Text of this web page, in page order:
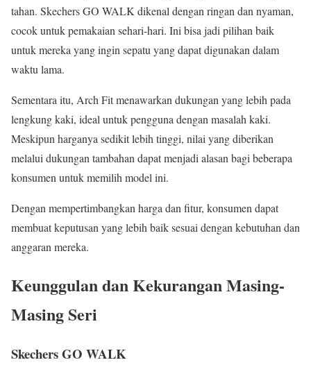
tahan. Skechers GO WALK dikenal dengan ringan dan nyaman,
cocok untuk pemakaian sehari-hari. Ini bisa jadi pilihan baik
untuk mereka yang ingin sepatu yang dapat digunakan dalam
waktu lama.
Sementara itu, Arch Fit menawarkan dukungan yang lebih pada
lengkung kaki, ideal untuk pengguna dengan masalah kaki.
Meskipun harganya sedikit lebih tinggi, nilai yang diberikan
melalui dukungan tambahan dapat menjadi alasan bagi beberapa
konsumen untuk memilih model ini.
Dengan mempertimbangkan harga dan fitur, konsumen dapat
membuat keputusan yang lebih baik sesuai dengan kebutuhan dan
anggaran mereka.
Keunggulan dan Kekurangan Masing-
Masing Seri
Skechers GO WALK